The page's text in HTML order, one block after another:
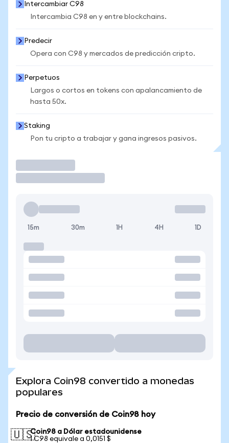
Intercambiar C98
Intercambia C98 en y entre blockchains.
Predecir
Opera con C98 y mercados de predicción cripto.
Perpetuos
Largos o cortos en tokens con apalancamiento de
hasta 50x.
Staking
Pon tu cripto a trabajar y gana ingresos pasivos.
15m 30m 1H 4H 1D
Explora Coin98 convertido a monedas
populares
Precio de conversión de Coin98 hoy
🇺🇸Coin98 a Dólar estadounidense
1 C98 equivale a 0,0151 $